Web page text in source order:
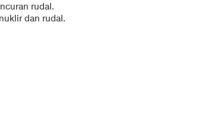
rudal.
dan rudal.